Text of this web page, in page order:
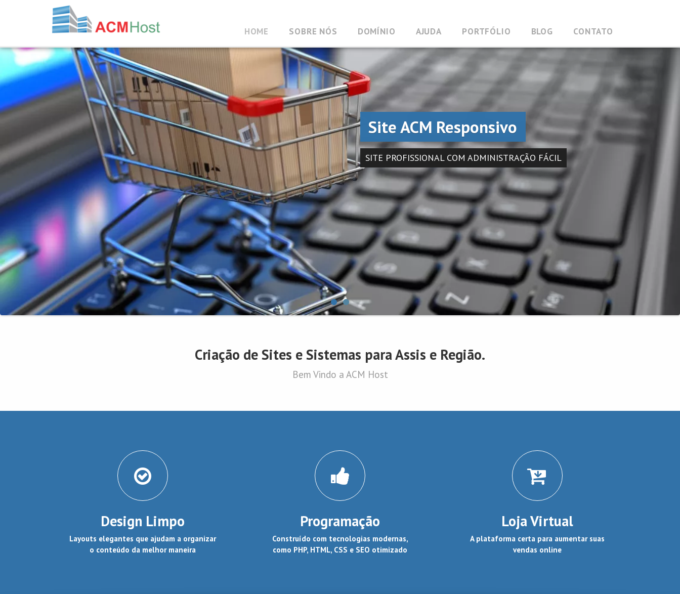
HOME SOBRE NÓS DOMÍNIO AJUDA PORTFÓLIO BLOG CONTATO
Criação de Sites e Sistemas para Assis e Região.
Bem Vindo a ACM Host
Design Limpo
Layouts elegantes que ajudam a organizar
o conteúdo da melhor maneira
Programação
Construído com tecnologias modernas,
como PHP, HTML, CSS e SEO otimizado
Loja Virtual
A plataforma certa para aumentar suas
vendas online